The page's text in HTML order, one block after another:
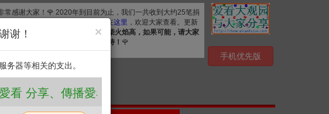
常感谢大家！🌹 2020年到目前为止，我们一共收到大约25笔捐
用，净收$777.83. 详细清单公布在这里 ，欢迎大家查看。更新
投入大量的时间和资源，
众人拾柴火焰高，如果可能，请大家
继续捐赠支持爱看。衷心感谢您的支持！ 🌹
手机优先版
×
谢！
务器等相关的支出。
享、傳播愛看 ❤️